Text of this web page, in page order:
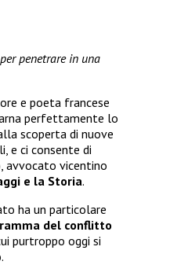
penetrare in una
e poeta francese
perfettamente lo
scoperta di nuove
e ci consente di
, avvocato vicentino
e la Storia.
ha un particolare
del conflitto
purtroppo oggi si